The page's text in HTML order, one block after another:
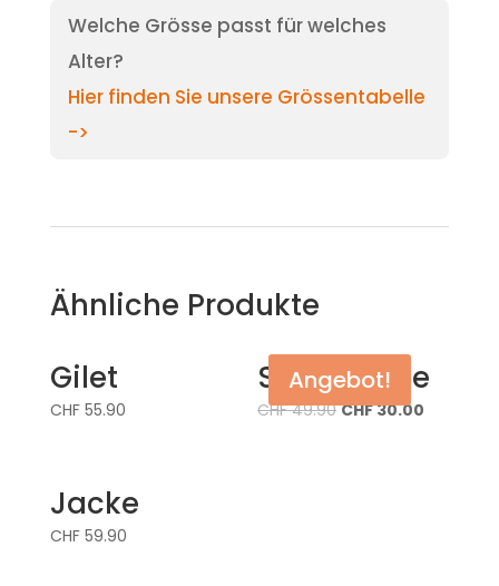
Welche Grösse passt für welches
Alter?
Hier finden Sie unsere Grössentabelle
->
Ähnliche Produkte
Gilet
CHF55.90
Angebot!
Sweatjacke
CHF49.90 CHF30.00
Jacke
CHF59.90